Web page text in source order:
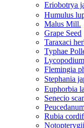
Eriobotrya
Humulus
Malus Mill.
Grape Seed
Taraxaci
Typhae
Flemingia
Stephania
Euphorbia
Senecio
Rubia